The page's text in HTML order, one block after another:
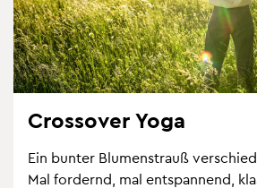
Cross­over Yoga
Ein bun­ter Blu­men­strauß
Mal for­dernd, mal ent­span­nend,